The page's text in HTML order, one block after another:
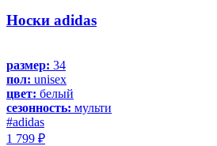
Носки adidas
размер: 34
пол: unisex
цвет: белый
сезонность: мульти
#adidas
1 799 ₽